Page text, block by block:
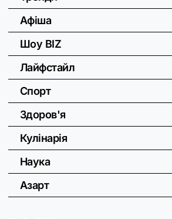
Афіша
Шоу BIZ
Лайфстайл
Спорт
Здоров'я
Кулінарія
Наука
Азарт